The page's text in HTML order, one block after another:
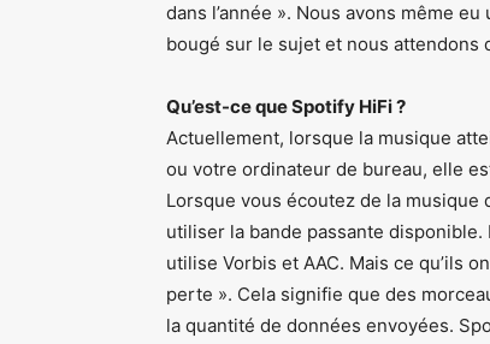
dans l’année ». Nous avons même
bougé sur le sujet et nous attendons
Qu’est-ce que Spotify HiFi ?
Actuellement, lorsque la musique
ou votre ordinateur de bureau, elle
Lorsque vous écoutez de la
utiliser la bande passante
utilise Vorbis et AAC. Mais ce qu’ils
perte ». Cela signifie que des
la quantité de données envoyées.